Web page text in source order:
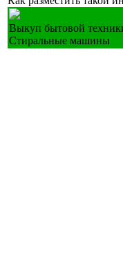
Выкуп бытовой
Стиральные машины